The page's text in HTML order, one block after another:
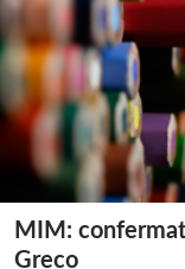
MIM:
Greco